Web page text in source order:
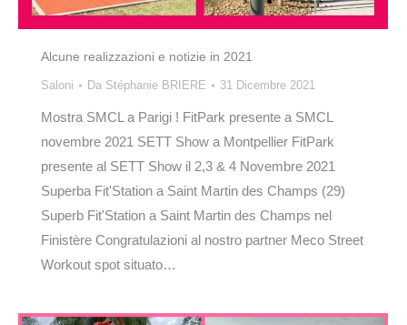
Alcune realizzazioni e notizie in 2021
Saloni Da Stéphanie BRIERE 31 Dicembre 2021
Mostra SMCL a Parigi ! FitPark presente a SMCL
novembre 2021 SETT Show a Montpellier FitPark
presente al SETT Show il 2,3 & 4 Novembre 2021
Superba Fit'Station a Saint Martin des Champs (29)
Superb Fit'Station a Saint Martin des Champs nel
Finistère Congratulazioni al nostro partner Meco Street
Workout spot situato…